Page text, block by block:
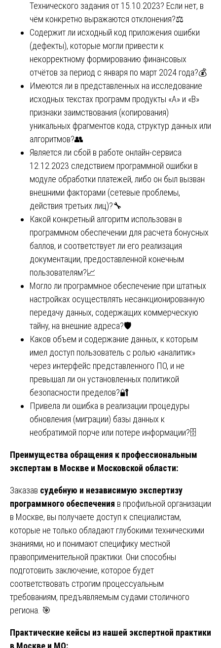
Технического задания от 15.10.2023? Если нет, в
чём конкретно выражаются отклонения?⚖️
Содержит ли исходный код приложения ошибки
(дефекты), которые могли привести к
некорректному формированию финансовых
отчётов за период с января по март 2024 года?💰
Имеются ли в представленных на исследование
исходных текстах программ продукты «А» и «В»
признаки заимствования (копирования)
уникальных фрагментов кода, структур данных или
алгоритмов?👥
Является ли сбой в работе онлайн-сервиса
12.12.2023 следствием программной ошибки в
модуле обработки платежей, либо он был вызван
внешними факторами (сетевые проблемы,
действия третьих лиц)?🔧
Какой конкретный алгоритм использован в
программном обеспечении для расчета бонусных
баллов, и соответствует ли его реализация
документации, предоставленной конечным
пользователям?📈
Могло ли программное обеспечение при штатных
настройках осуществлять несанкционированную
передачу данных, содержащих коммерческую
тайну, на внешние адреса?🛡️
Каков объем и содержание данных, к которым
имел доступ пользователь с ролью «аналитик»
через интерфейс представленного ПО, и не
превышал ли он установленных политикой
безопасности пределов?🔐
Привела ли ошибка в реализации процедуры
обновления (миграции) базы данных к
необратимой порче или потере информации?🗄️
Преимущества обращения к профессиональным
экспертам в Москве и Московской области:
Заказав судебную и независимую экспертизу
программного обеспечения в профильной организации
в Москве, вы получаете доступ к специалистам,
которые не только обладают глубокими техническими
знаниями, но и понимают специфику местной
правоприменительной практики. Они способны
подготовить заключение, которое будет
соответствовать строгим процессуальным
требованиям, предъявляемым судами столичного
региона. 🎯
Практические кейсы из нашей экспертной практики
в Москве и МО: